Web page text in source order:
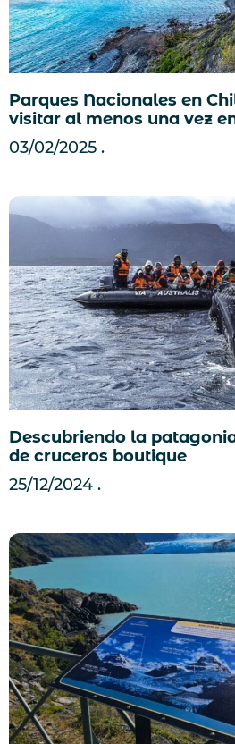
Parques Nacionales en
visitar al menos una vez
03/02/2025
Descubriendo la
de cruceros boutique
25/12/2024